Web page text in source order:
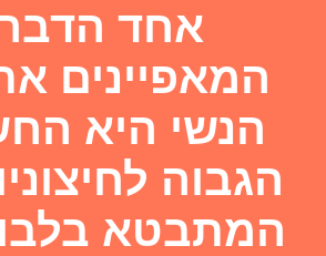
אחד
המאפיינים
הנשי היא
הגבוה
המתבטא